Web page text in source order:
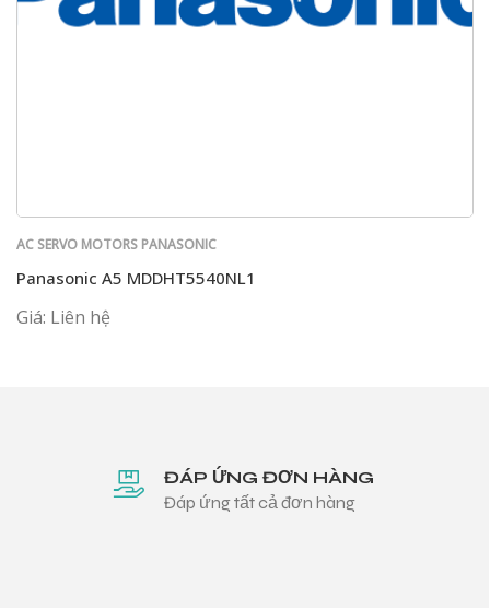
AC SERVO MOTORS PANASONIC
Panasonic A5 MDDHT5540NL1
Giá: Liên hệ
ĐÁP ỨNG ĐƠN HÀNG
Đáp ứng tất cả đơn hàng